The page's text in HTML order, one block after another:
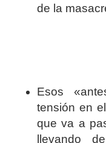
de la
Esos
tensión en
que va a
llevando